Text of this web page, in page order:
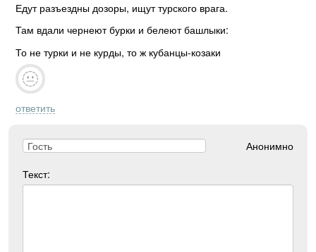
Едут разъездны дозоры, ищут турского врага.
Там вдали чернеют бурки и белеют башлыки:
То не турки и не курды, то ж кубанцы-козаки
ответить
Анонимно
Текст: